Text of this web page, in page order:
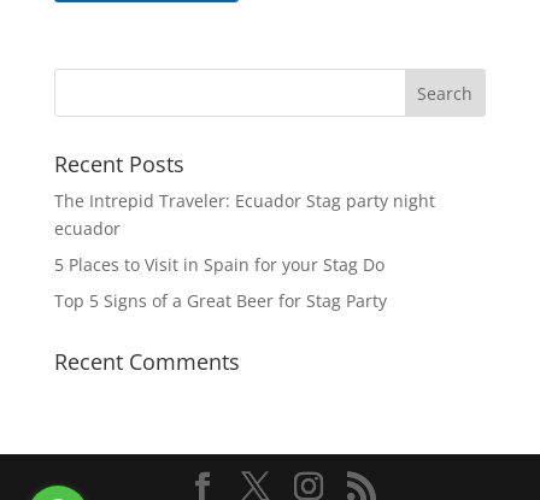
Recent Posts
The Intrepid Traveler: Ecuador Stag party night
ecuador
5 Places to Visit in Spain for your Stag Do
Top 5 Signs of a Great Beer for Stag Party
Recent Comments